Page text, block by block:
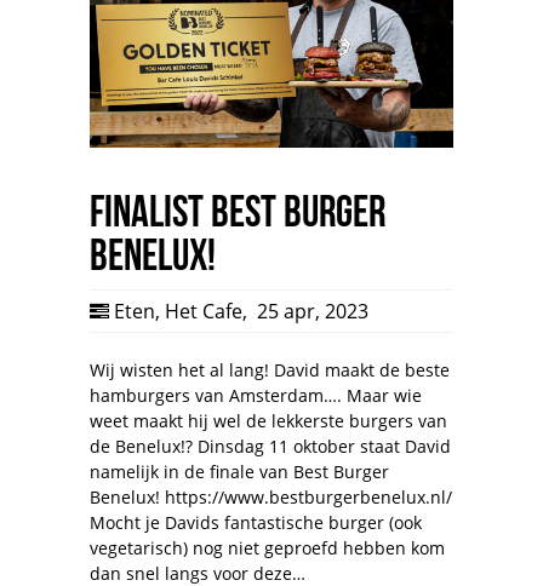
Finalist Best Burger
Benelux!
Eten, Het Cafe, 25 apr, 2023
Wij wisten het al lang! David maakt de beste
hamburgers van Amsterdam…. Maar wie
weet maakt hij wel de lekkerste burgers van
de Benelux!? Dinsdag 11 oktober staat David
namelijk in de finale van Best Burger
Benelux! https://www.bestburgerbenelux.nl/
Mocht je Davids fantastische burger (ook
vegetarisch) nog niet geproefd hebben kom
dan snel langs voor deze…